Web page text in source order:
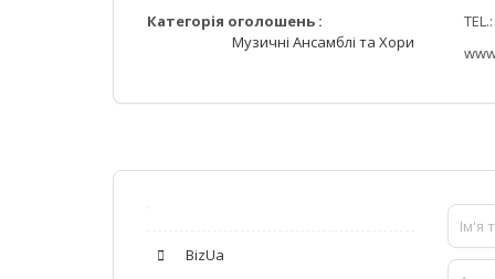
Категорія оголошень :
Музичні Ансамблі та Хори
BizUa